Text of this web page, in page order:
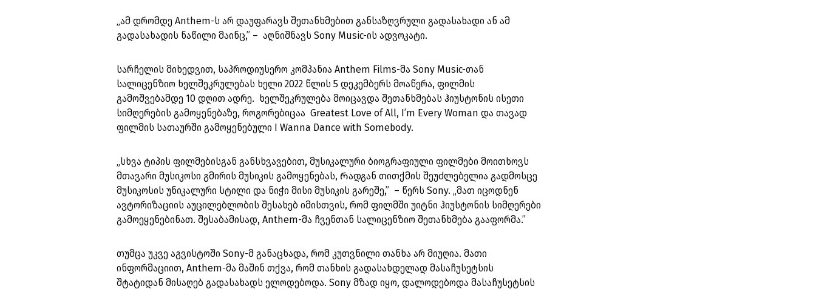
„ამ დრომდე Anthem-ს არ დაუფარავს შეთანხმებით განსაზღვრული გადასახადი ან ამ
გადასახადის ნაწილი მაინც,” – აღნიშნავს Sony Music-ის ადვოკატი.
სარჩელის მიხედვით, საპროდიუსერო კომპანია Anthem Films-მა Sony Music-თან
სალიცენზიო ხელშეკრულებას ხელი 2022 წლის 5 დეკემბერს მოაწერა, ფილმის
გამოშვებამდე 10 დღით ადრე. ხელშეკრულება მოიცავდა შეთანხმებას ჰიუსტონის ისეთი
სიმღერების გამოყენებაზე, როგორებიცაა Greatest Love of All, I’m Every Woman და თავად
ფილმის სათაურში გამოყენებული I Wanna Dance with Somebody.
„სხვა ტიპის ფილმებისგან განსხვავებით, მუსიკალური ბიოგრაფიული ფილმები მოითხოვს
მთავარი მუსიკოსი გმირის მუსიკის გამოყენებას, Რადგან თითქმის შეუძლებელია გადმოსცე
მუსიკოსის უნიკალური სტილი და ნიჭი მისი მუსიკის გარეშე,” – წერს Sony. „მათ იცოდნენ
ავტორიზაციის აუცილებლობის შესახებ იმისთვის, რომ ფილმში უიტნი ჰიუსტონის სიმღერები
გამოეყენებინათ. შესაბამისად, Anthem-მა ჩვენთან სალიცენზიო შეთანხმება გააფორმა.”
თუმცა უკვე აგვისტოში Sony-მ განაცხადა, რომ კუთვნილი თანხა არ მიუღია. მათი
ინფორმაციით, Anthem-მა მაშინ თქვა, რომ თანხის გადასახდელად მასაჩუსეტსის
შტატიდან მისაღებ გადასახადს ელოდებოდა. Sony მზად იყო, დალოდებოდა მასაჩუსეტსის